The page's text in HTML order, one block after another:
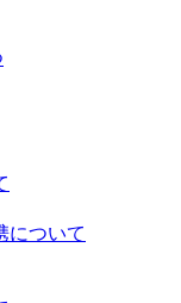
について